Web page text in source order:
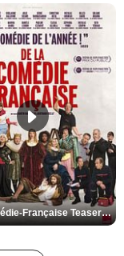
De la Comédie-Française Teaser VF